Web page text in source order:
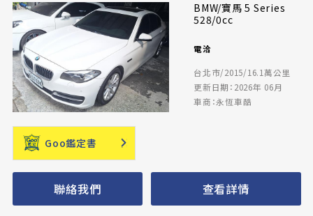
BMW/寶馬 5 Series
528/0cc
電洽
台北市/2015/16.1萬公里
更新日期：2026年 06月
車商：永恆車酷
Goo鑑定書
聯絡我們 查看詳情